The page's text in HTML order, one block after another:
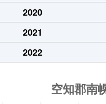
2020
2021
2022